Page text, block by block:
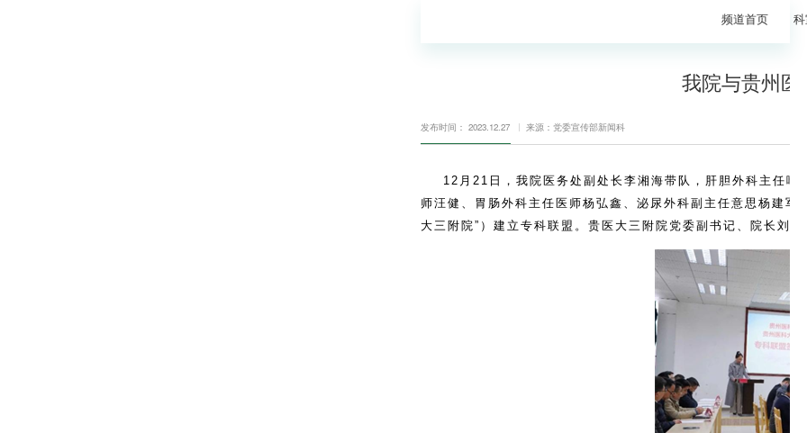
频道首页
我院与贵州医
发布时间： 2023.12.27 来源：党委宣传部新闻科
12月21日，我院医务处副处长李湘海带队，肝胆外科主任
师汪健、胃肠外科主任医师杨弘鑫、泌尿外科副主任意思杨建
大三附院”）建立专科联盟。贵医大三附院党委副书记、院长刘